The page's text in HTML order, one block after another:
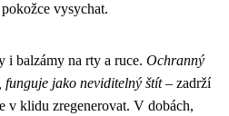
vysychat.
i balzámy na rty a ruce. Ochranný
jako neviditelný štít– zadrží
v klidu zregenerovat. V dobách,